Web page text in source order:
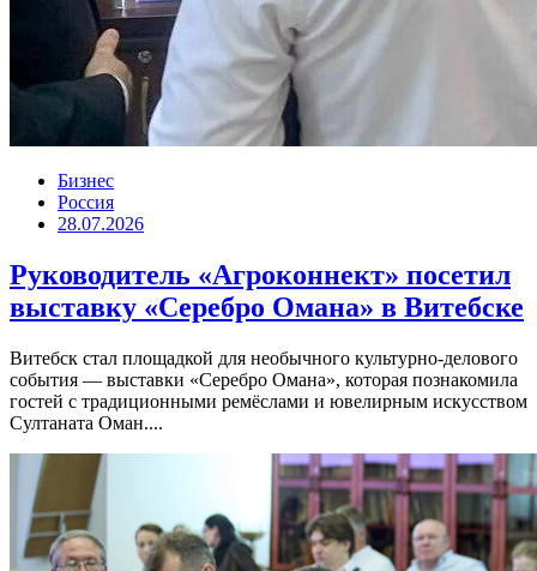
Бизнес
Россия
28.07.2026
Руководитель «Агроконнект» посетил
выставку «Серебро Омана» в Витебске
Витебск стал площадкой для необычного культурно-делового
события — выставки «Серебро Омана», которая познакомила
гостей с традиционными ремёслами и ювелирным искусством
Султаната Оман....